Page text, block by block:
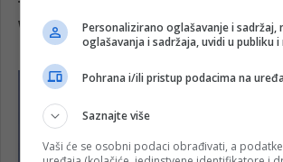
Personalizirano oglašavanje i sadržaj,
oglašavanja i sadržaja, uvidi u publiku
Pohrana i/ili pristup podacima na
Saznajte više
Vaši će se osobni podaci obrađivati, a